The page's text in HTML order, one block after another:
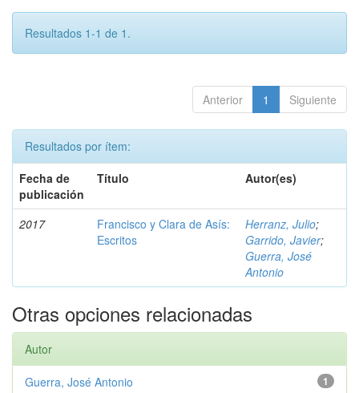
Resultados 1-1 de 1.
Anterior 1 Siguiente
Resultados por ítem:
Fecha de
publicación
Título Autor(es)
2017
Francisco y Clara de Asís:
Escritos
Herranz, Julio;
Garrido, Javier;
Guerra, José
Antonio
Otras opciones relacionadas
Autor
1
Guerra, José Antonio